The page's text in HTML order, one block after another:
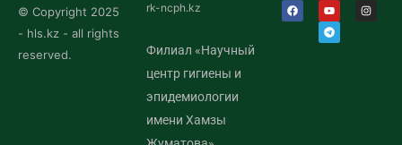
© Copyright 2025
- hls.kz - all rights
reserved.
rk-ncph.kz
Филиал «Научный
центр гигиены и
эпидемиологии
имени Хамзы